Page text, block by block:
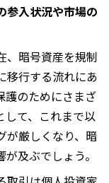
参入状況や市場の
、暗号資産を規制
移行する流れにあ
護のためにさまざ
して、これまで以
が厳しくなり、暗
及ぶでしょう。